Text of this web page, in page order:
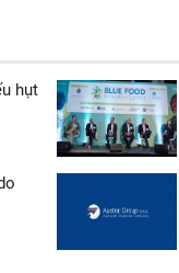
hụt